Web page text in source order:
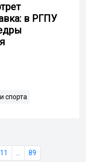
в РГПУ
спорта
11 89